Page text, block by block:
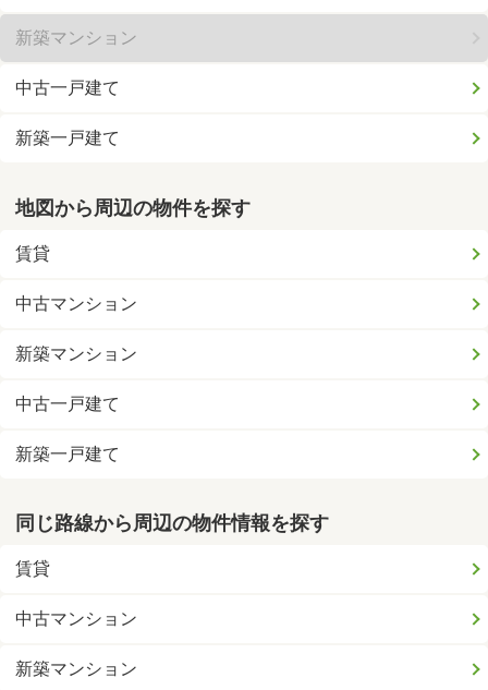
新築マンション
中古一戸建て
新築一戸建て
地図から周辺の物件を探す
賃貸
中古マンション
新築マンション
中古一戸建て
新築一戸建て
同じ路線から周辺の物件情報を探す
賃貸
中古マンション
新築マンション